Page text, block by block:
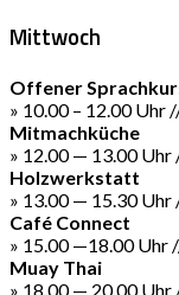
Mittwoch
Offener
» 10.00 – 12.00
Mitmachküche
» 12.00 — 13.00
Holzwerkstatt
» 13.00 — 15.30
Café Connect
» 15.00 —18.00 Uhr
Muay Thai
» 18.00 — 20.00